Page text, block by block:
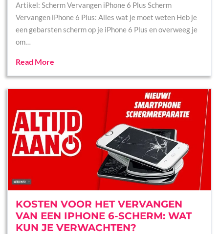
Artikel: Scherm Vervangen iPhone 6 Plus Scherm
Vervangen iPhone 6 Plus: Alles wat je moet weten Heb je
een gebarsten scherm op je iPhone 6 Plus en overweeg je
om…
Read More
KOSTEN VOOR HET VERVANGEN
VAN EEN IPHONE 6-SCHERM: WAT
KUN JE VERWACHTEN?